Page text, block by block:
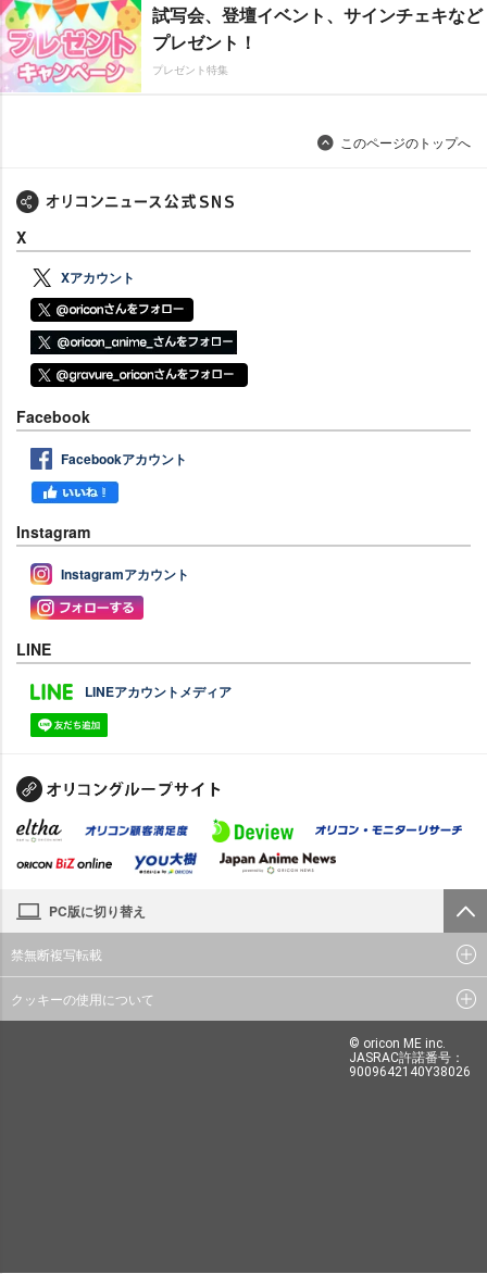
試写会、登壇イベント、サインチェキなど
プレゼント！
プレゼント特集
このページのトップへ
X
Xアカウント
Facebook
Facebookアカウント
Instagram
Instagramアカウント
LINE
LINEアカウントメディア
PC版に切り替え
禁無断複写転載
クッキーの使用について
© oricon ME inc.
JASRAC許諾番号：
9009642140Y38026